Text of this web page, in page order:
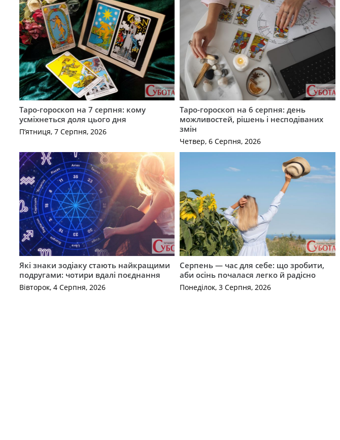
Таро-гороскоп на 7 серпня: кому
усміхнеться доля цього дня
П’ятниця, 7 Серпня, 2026
Таро-гороскоп на 6 серпня: день
можливостей, рішень і несподіваних
змін
Четвер, 6 Серпня, 2026
Які знаки зодіаку стають найкращими
подругами: чотири вдалі поєднання
Вівторок, 4 Серпня, 2026
Серпень — час для себе: що зробити,
аби осінь почалася легко й радісно
Понеділок, 3 Серпня, 2026